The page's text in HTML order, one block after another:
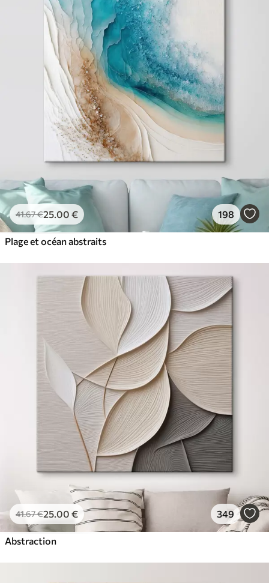
41.67€25.00 € 198
Plage et océan abstraits
41.67€25.00 € 349
Abstraction